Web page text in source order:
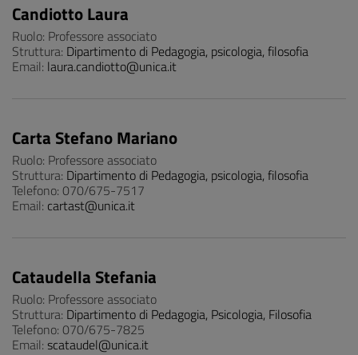
Candiotto Laura
Ruolo: Professore associato
Struttura: Dipartimento di Pedagogia, psicologia, filosofia
Email: laura.candiotto@unica.it
Carta Stefano Mariano
Ruolo: Professore associato
Struttura: Dipartimento di Pedagogia, psicologia, filosofia
Telefono: 070/675-7517
Email: cartast@unica.it
Cataudella Stefania
Ruolo: Professore associato
Struttura: Dipartimento di Pedagogia, Psicologia, Filosofia
Telefono: 070/675-7825
Email: scataudel@unica.it